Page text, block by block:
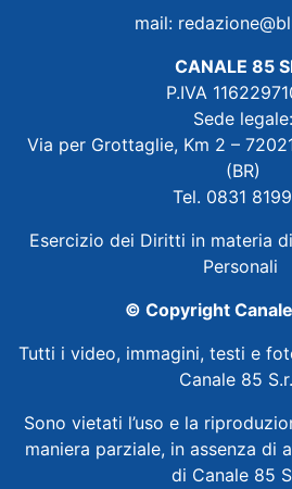
mail:
CANALE 85
P.IVA
Sede legale:
Via per Grottaglie, Km 2 –
(BR)
Tel. 0831
Esercizio dei Diritti in materia
Personali
© Copyright
Tutti i video, immagini, testi e
Canale 85
Sono vietati l’uso e la
maniera parziale, in assenza di
di Canale 85